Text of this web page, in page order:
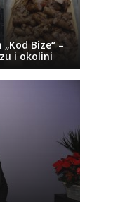
Bize“ –
i okolini